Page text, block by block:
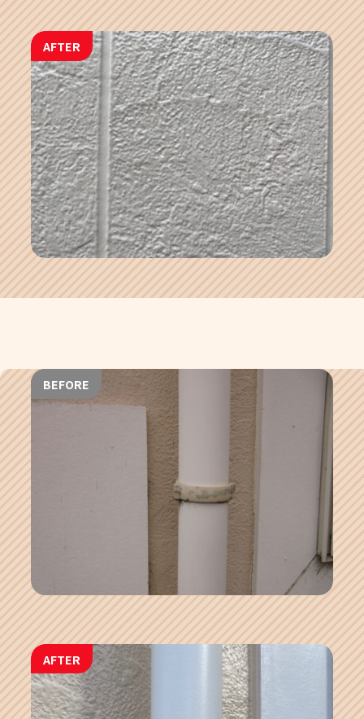
AFTER
BEFORE
AFTER